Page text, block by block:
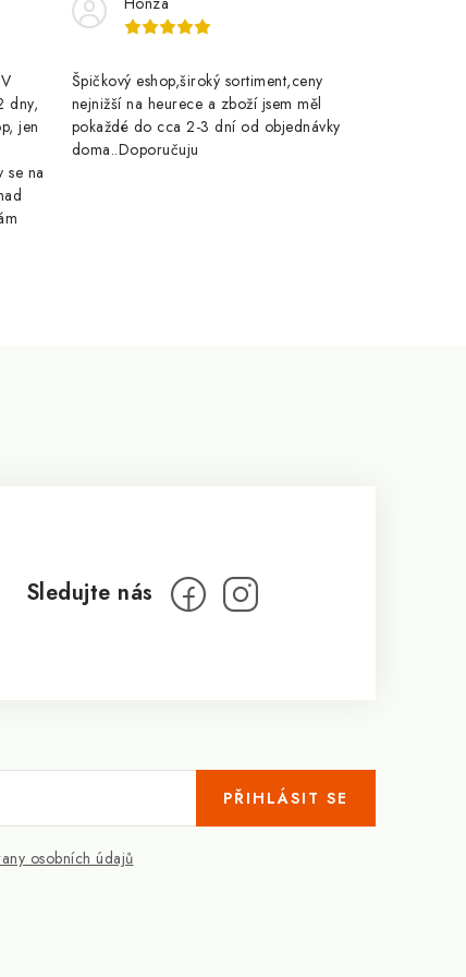
dny,
jen
se na
Špičkový eshop,široký sortiment,ceny
nejnižší na heurece a zboží jsem měl
pokaždé do cca 2-3 dní od objednávky
doma..Doporučuju
osobních údajů
PŘIHLÁSIT SE